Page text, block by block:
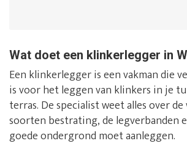
Wat doet een klinkerlegger in
Een klinkerlegger is een vakman die
is voor het leggen van klinkers in je
terras. De specialist weet alles over
soorten bestrating, de legverbanden
goede ondergrond moet aanleggen.